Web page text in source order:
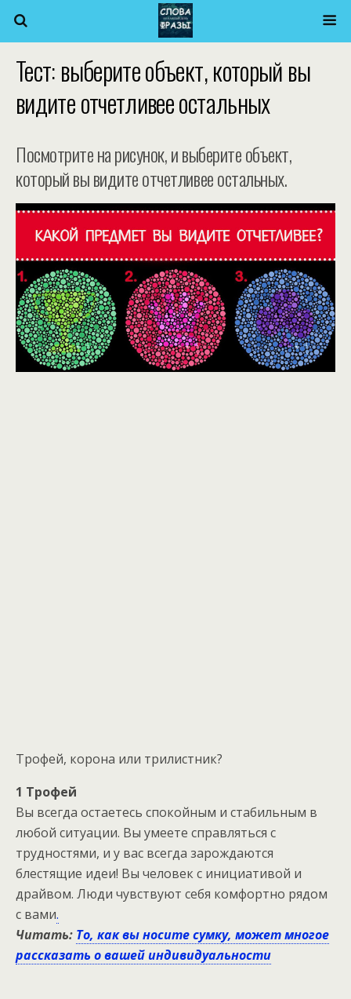
Тест: выберите объект, который вы
видите отчетливее остальных
Посмотрите на рисунок, и выберите объект,
который вы видите отчетливее остальных.
Трофей, корона или трилистник?
1 Трофей
Вы всегда остаетесь спокойным и стабильным в
любой ситуации. Вы умеете справляться с
трудностями, и у вас всегда зарождаются
блестящие идеи! Вы человек с инициативой и
драйвом. Люди чувствуют себя комфортно рядом
с вами.
Читать: То, как вы носите сумку, может многое
рассказать о вашей индивидуальности